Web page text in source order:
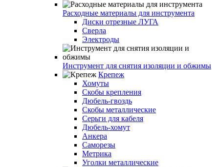
Расходные материалы для инструмента
Диски отрезные ЛУГА
Сверла
Электроды
Инструмент для снятия изоляции и обжимы
Крепеж
Хомуты
Скобы крепления
Дюбель-гвоздь
Скобы металлические
Серьги для кабеля
Дюбель-хомут
Анкера
Саморезы
Метрика
Уголки металлические